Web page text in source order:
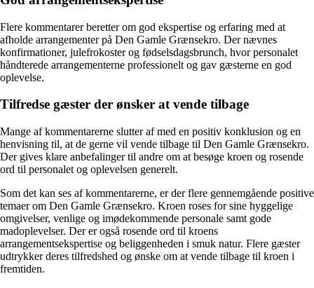
Flere kommentarer beretter om god ekspertise og erfaring med at
afholde arrangementer på Den Gamle Grænsekro. Der nævnes
konfirmationer, julefrokoster og fødselsdagsbrunch, hvor personalet
håndterede arrangementerne professionelt og gav gæsterne en god
oplevelse.
Tilfredse gæster der ønsker at vende tilbage
Mange af kommentarerne slutter af med en positiv konklusion og en
henvisning til, at de gerne vil vende tilbage til Den Gamle Grænsekro.
Der gives klare anbefalinger til andre om at besøge kroen og rosende
ord til personalet og oplevelsen generelt.
Som det kan ses af kommentarerne, er der flere gennemgående positive
temaer om Den Gamle Grænsekro. Kroen roses for sine hyggelige
omgivelser, venlige og imødekommende personale samt gode
madoplevelser. Der er også rosende ord til kroens
arrangementsekspertise og beliggenheden i smuk natur. Flere gæster
udtrykker deres tilfredshed og ønske om at vende tilbage til kroen i
fremtiden.